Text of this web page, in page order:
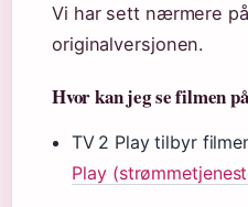
Vi har sett nærmere
originalversjonen.
Hvor kan jeg se filmen
TV 2 Play tilbyr
Play